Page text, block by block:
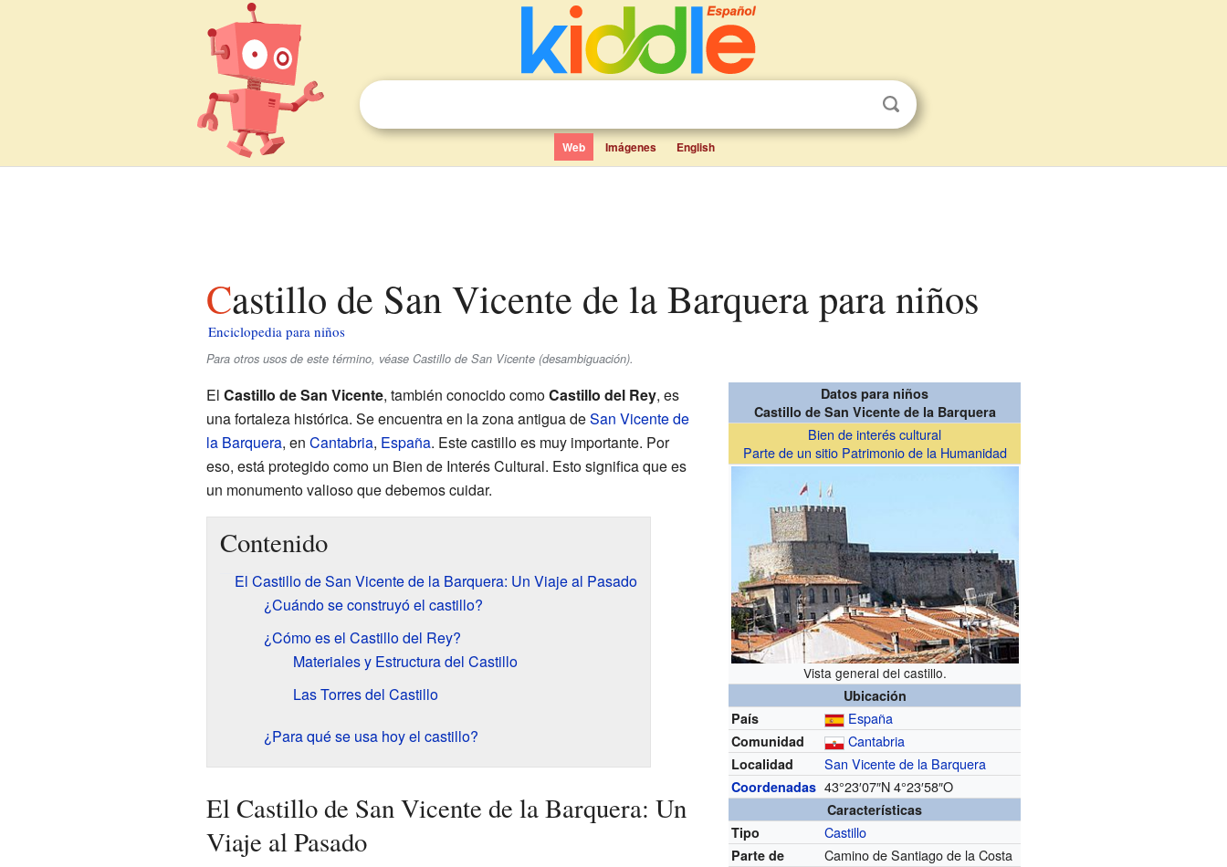
Web Imágenes English
Castillo de San Vicente de la Barquera para niños
Enciclopedia para niños
Para otros usos de este término, véase Castillo de San Vicente (desambiguación).
Datos para niños
Castillo de San Vicente de la Barquera
Bien de interés cultural
Parte de un sitio Patrimonio de la Humanidad
Vista general del castillo.
Ubicación
País
España
Comunidad Cantabria
Localidad San Vicente de la Barquera
Coordenadas 43°23′07″N 4°23′58″O
Características
Tipo
Castillo
Parte de Camino de Santiago de la Costa
El Castillo de San Vicente, también conocido comoCastillo del Rey, es
una fortaleza histórica. Se encuentra en la zona antigua deSan Vicente de
la Barquera, en Cantabria, España. Este castillo es muy importante. Por
eso, está protegido como un Bien de Interés Cultural. Esto significa que es
un monumento valioso que debemos cuidar.
Contenido
El Castillo de San Vicente de la Barquera: Un Viaje al Pasado
¿Cuándo se construyó el castillo?
¿Cómo es el Castillo del Rey?
Materiales y Estructura del Castillo
Las Torres del Castillo
¿Para qué se usa hoy el castillo?
El Castillo de San Vicente de la Barquera: Un
Viaje al Pasado